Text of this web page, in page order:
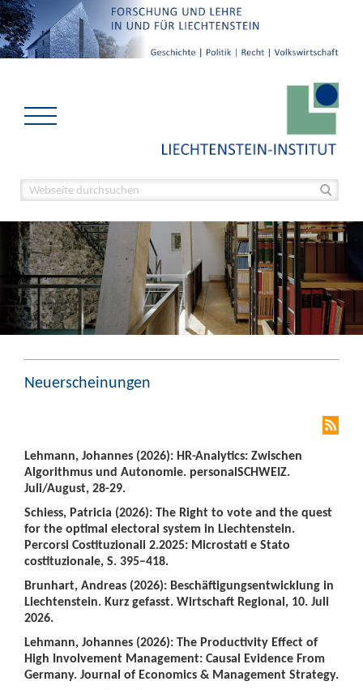
Neuerscheinungen
Lehmann, Johannes (2026): HR-Analytics: Zwischen
Algorithmus und Autonomie. personalSCHWEIZ.
Juli/August, 28-29.
Schiess, Patricia (2026): The Right to vote and the quest
for the optimal electoral system in Liechtenstein.
Percorsi Costituzionali 2.2025: Microstati e Stato
costituzionale, S. 395–418.
Brunhart, Andreas (2026): Beschäftigungsentwicklung in
Liechtenstein. Kurz gefasst. Wirtschaft Regional, 10. Juli
2026.
Lehmann, Johannes (2026): The Productivity Effect of
High Involvement Management: Causal Evidence From
Germany. Journal of Economics & Management Strategy.